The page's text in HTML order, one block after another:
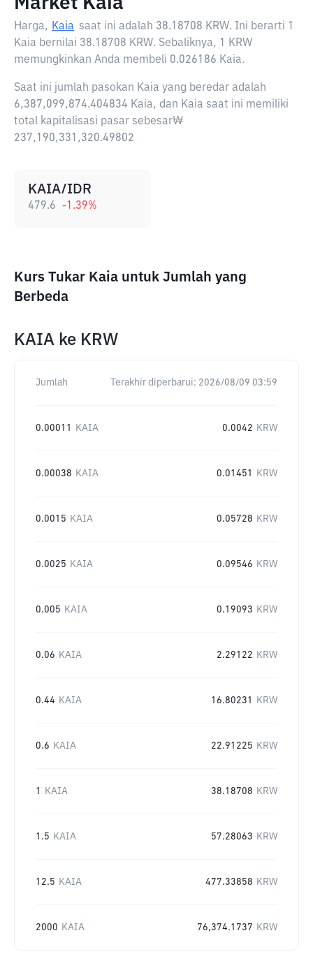
Harga, Kaia saat ini adalah 38.18708 KRW. Ini berarti 1
Kaia bernilai 38.18708 KRW. Sebaliknya, 1 KRW
memungkinkan Anda membeli 0.026186 Kaia.
Saat ini jumlah pasokan Kaia yang beredar adalah
6,387,099,874.404834 Kaia, dan Kaia saat ini memiliki
total kapitalisasi pasar sebesar₩
237,190,331,320.49802
KAIA/IDR
479.6 -1.39%
Kurs Tukar Kaia untuk Jumlah yang
Berbeda
KAIA ke KRW
Jumlah Terakhir diperbarui: 2026/08/09 03:59
0.00011 KAIA 0.0042 KRW
0.00038 KAIA 0.01451 KRW
0.0015 KAIA 0.05728 KRW
0.0025 KAIA 0.09546 KRW
0.005 KAIA 0.19093 KRW
0.06 KAIA 2.29122 KRW
0.44 KAIA 16.80231 KRW
0.6 KAIA 22.91225 KRW
1 KAIA 38.18708 KRW
1.5 KAIA 57.28063 KRW
12.5 KAIA 477.33858 KRW
2000 KAIA 76,374.1737 KRW